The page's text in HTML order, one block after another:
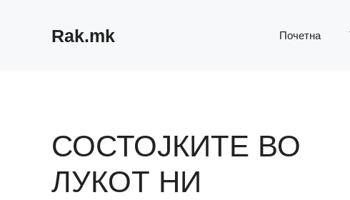
Rak.mk Почетна
СОСТОЈКИТЕ ВО
ЛУКОТ НИ